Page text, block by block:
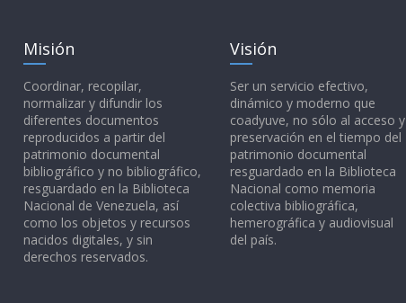
Misión
Coordinar, recopilar,
normalizar y difundir los
diferentes documentos
reproducidos a partir del
patrimonio documental
bibliográfico y no bibliográfico,
resguardado en la Biblioteca
Nacional de Venezuela, así
como los objetos y recursos
nacidos digitales, y sin
derechos reservados.
Visión
Ser un servicio efectivo,
dinámico y moderno que
coadyuve, no sólo al acceso y
preservación en el tiempo del
patrimonio documental
resguardado en la Biblioteca
Nacional como memoria
colectiva bibliográfica,
hemerográfica y audiovisual
del país.